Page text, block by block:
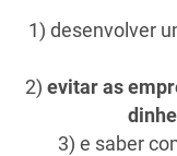
1) desenvolver
2) evitar as
3) e saber